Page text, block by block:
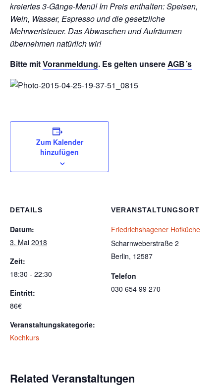
kreiertes 3-Gänge-Menü!Im Preis enthalten: Speisen,
Wein, Wasser, Espresso und die gesetzliche
Mehrwertsteuer. Das Abwaschen und Aufräumen
übernehmen natürlich wir!
Bitte mitVoranmeldung. Es gelten unsereAGB´s
Zum Kalender
hinzufügen
DETAILS
Datum:
3. Mai 2018
Zeit:
18:30 - 22:30
Eintritt:
86€
Veranstaltungskategorie:
Kochkurs
VERANSTALTUNGSORT
Friedrichshagener Hofküche
Scharnweberstraße 2
Berlin, 12587
Telefon
030 654 99 270
Related Veranstaltungen